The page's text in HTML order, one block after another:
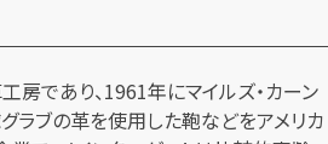
であり、1961年にマイルズ・カーン
ラブの革を使用した鞄などをアメリカ